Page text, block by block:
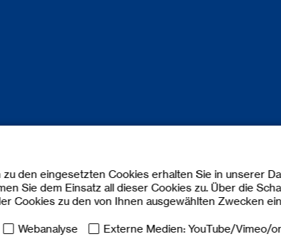
den eingesetzten Cookies erhalten Sie in unserer
Sie dem Einsatz all dieser Cookies zu. Über die
Cookies zu den von Ihnen ausgewählten Zwecken
Webanalyse Externe Medien: YouTube/Vimeo/